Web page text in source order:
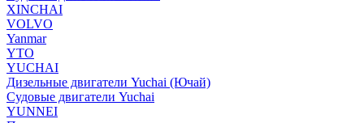
XINCHAI
VOLVO
Yanmar
YTO
YUCHAI
Дизельные двигатели Yuchai (Ючай)
Судовые двигатели Yuchai
YUNNEI